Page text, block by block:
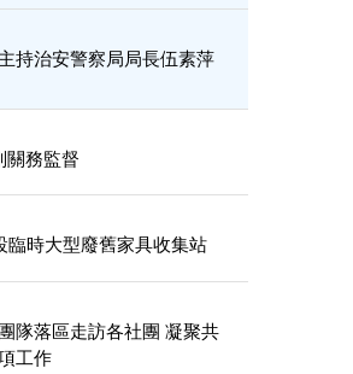
持治安警察局局長伍素萍
關務監督
臨時大型廢舊家具收集站
隊落區走訪各社團 凝聚共
工作